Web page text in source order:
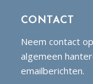
CONTACT
Neem contact
algemeen
emailberichten.